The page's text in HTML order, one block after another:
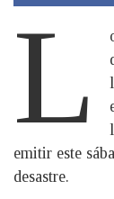
L
emitir este
desastre.